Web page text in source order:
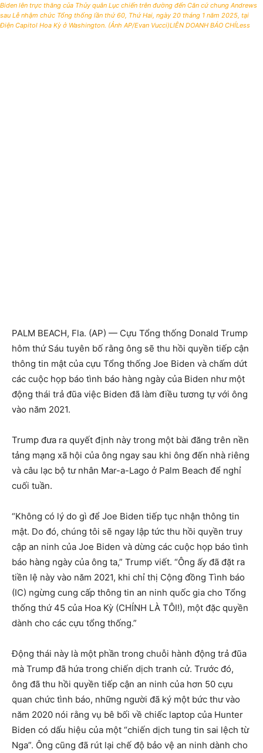
Biden lên trực thăng của Thủy quân Lục chiến trên đường đến Căn cứ chung Andrews
sau Lễ nhậm chức Tổng thống lần thứ 60, Thứ Hai, ngày 20 tháng 1 năm 2025, tại
Điện Capitol Hoa Kỳ ở Washington. (Ảnh AP/Evan Vucci)LIÊN DOANH BÁO CHÍLess
PALM BEACH, Fla. (AP) — Cựu Tổng thống Donald Trump
hôm thứ Sáu tuyên bố rằng ông sẽ thu hồi quyền tiếp cận
thông tin mật của cựu Tổng thống Joe Biden và chấm dứt
các cuộc họp báo tình báo hàng ngày của Biden như một
động thái trả đũa việc Biden đã làm điều tương tự với ông
vào năm 2021.
Trump đưa ra quyết định này trong một bài đăng trên nền
tảng mạng xã hội của ông ngay sau khi ông đến nhà riêng
và câu lạc bộ tư nhân Mar-a-Lago ở Palm Beach để nghỉ
cuối tuần.
“Không có lý do gì để Joe Biden tiếp tục nhận thông tin
mật. Do đó, chúng tôi sẽ ngay lập tức thu hồi quyền truy
cập an ninh của Joe Biden và dừng các cuộc họp báo tình
báo hàng ngày của ông ta,” Trump viết. “Ông ấy đã đặt ra
tiền lệ này vào năm 2021, khi chỉ thị Cộng đồng Tình báo
(IC) ngừng cung cấp thông tin an ninh quốc gia cho Tổng
thống thứ 45 của Hoa Kỳ (CHÍNH LÀ TÔI!), một đặc quyền
dành cho các cựu tổng thống.”
Động thái này là một phần trong chuỗi hành động trả đũa
mà Trump đã hứa trong chiến dịch tranh cử. Trước đó,
ông đã thu hồi quyền tiếp cận an ninh của hơn 50 cựu
quan chức tình báo, những người đã ký một bức thư vào
năm 2020 nói rằng vụ bê bối về chiếc laptop của Hunter
Biden có dấu hiệu của một “chiến dịch tung tin sai lệch từ
Nga”. Ông cũng đã rút lại chế độ bảo vệ an ninh dành cho